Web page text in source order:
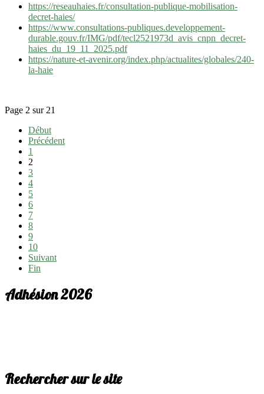
https://reseauhaies.fr/consultation-publique-mobilisation-
decret-haies/
https://www.consultations-publiques.developpement-
durable.gouv.fr/IMG/pdf/tecl2521973d_avis_cnpn_decret-
haies_du_19_11_2025.pdf
https://nature-et-avenir.org/index.php/actualites/globales/240-
la-haie
Page 2 sur 21
Début
Précédent
1
2
3
4
5
6
7
8
9
10
Suivant
Fin
Adhésion 2026
Rechercher sur le site